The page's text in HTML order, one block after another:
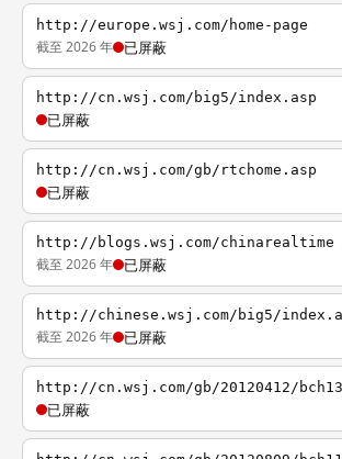
http://europe.wsj.com/home-page
截至 2026 年 已屏蔽
http://cn.wsj.com/big5/index.asp
已屏蔽
http://cn.wsj.com/gb/rtchome.asp
已屏蔽
http://blogs.wsj.com/chinarealtime
截至 2026 年 已屏蔽
http://chinese.wsj.com/big5/
截至 2026 年 已屏蔽
http://cn.wsj.com/gb/20120412/
已屏蔽